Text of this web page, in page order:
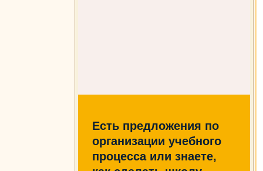
Есть предложения по
организации учебного
процесса или знаете,